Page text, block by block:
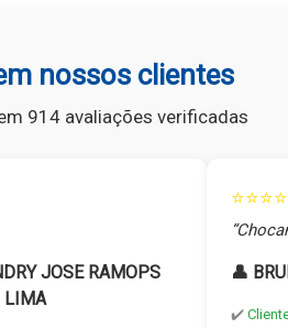
nossos clientes
914 avaliações verificadas
JOSE RAMOPS
LIMA
👤
✔️